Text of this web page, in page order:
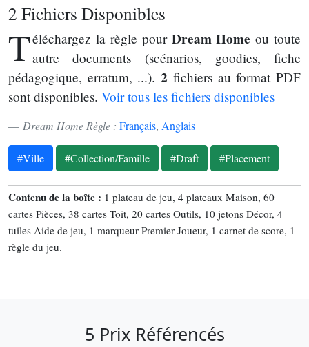
2 Fichiers Disponibles
Téléchargez la règle pour Dream Home ou toute
autre documents (scénarios, goodies, fiche
pédagogique, erratum, ...).2 fichiers au format PDF
sont disponibles. Voir tous les fichiers disponibles
Dream Home Règle : Français, Anglais
#Ville #Collection/Famille #Draft #Placement
Contenu de la boîte : 1 plateau de jeu, 4 plateaux Maison, 60
cartes Pièces, 38 cartes Toit, 20 cartes Outils, 10 jetons Décor, 4
tuiles Aide de jeu, 1 marqueur Premier Joueur, 1 carnet de score, 1
règle du jeu.
5 Prix Référencés